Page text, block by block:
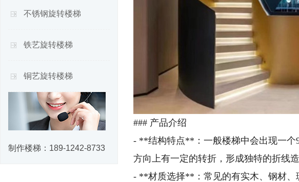
不锈钢旋转楼梯
铁艺旋转楼梯
铜艺旋转楼梯
制作楼梯： 189-1242-8733
### 产品介绍
- **结构特点**：一般楼梯中会出现一个
方向上有一定的转折，形成独特的折线造
- **材质选择**：常见的有实木、钢材、